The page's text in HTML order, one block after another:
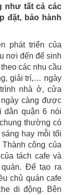
như tất cả các
đặt, bảo hành
phát triển của
nơi đến để sinh
các nhu cầu
giải trí,… ngày
nhà ở, cửa
càng được
dân quận 6 nói
thường có
hay mỗi tối
công của
tách cafe và
Để tạo ra
chủ quán cafe
di động. Bên